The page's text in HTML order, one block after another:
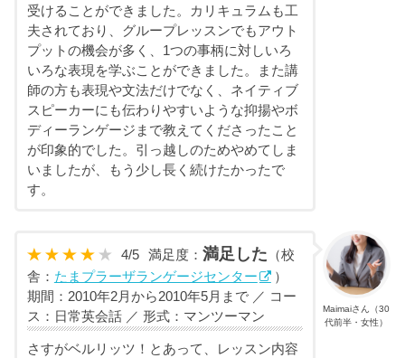
受けることができました。カリキュラムも工
夫されており、グループレッスンでもアウト
プットの機会が多く、1つの事柄に対しいろ
いろな表現を学ぶことができました。また講
師の方も表現や文法だけでなく、ネイティブ
スピーカーにも伝わりやすいような抑揚やボ
ディーランゲージまで教えてくださったこと
が印象的でした。引っ越しのためやめてしま
いましたが、もう少し長く続けたかったで
す。
Maimaiさん（30
代前半・女性）
4/5 満足度：満足した （校
舎： たまプラーザランゲージセンター
）
期間：2010年2月から2010年5月まで ／ コー
ス：日常英会話 ／ 形式：マンツーマン
さすがベルリッツ！とあって、レッスン内容